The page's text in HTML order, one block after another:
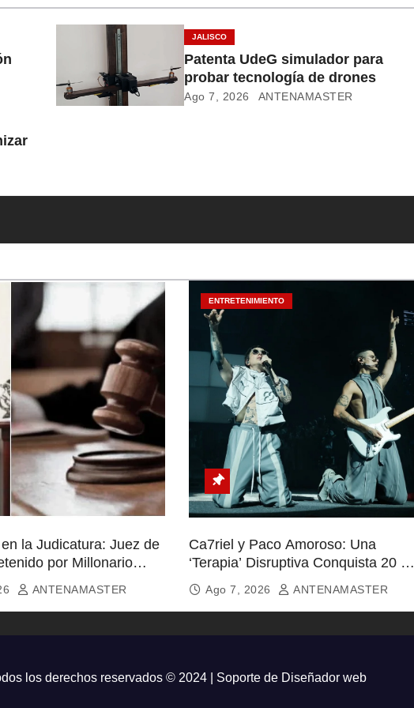
JALISCO
Patenta UdeG simulador para
probar tecnología de drones
Ago 7, 2026 ANTENAMASTER
la Judicatura: Juez de
por Millonario
ANTENAMASTER
ENTRETENIMIENTO
Ca7riel y Paco Amoroso: Una
‘Terapia’ Disruptiva Conquista 20 Mil
Almas
Ago 7, 2026 ANTENAMASTER
los derechos reservados © 2024 | Soporte de Diseñador web